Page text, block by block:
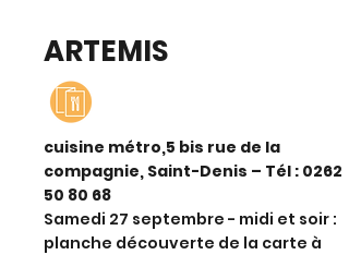
ARTEMIS
cuisine métro,5 bis rue de la
compagnie, Saint-Denis – Tél : 0262
50 80 68
Samedi 27 septembre - midi et soir :
planche découverte de la carte à